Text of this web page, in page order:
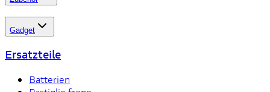
Gadget
Ersatzteile
Batterien